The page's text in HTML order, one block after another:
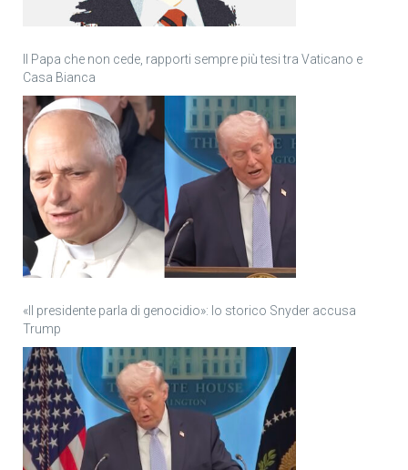
Il Papa che non cede, rapporti sempre più tesi tra Vaticano e
Casa Bianca
«Il presidente parla di genocidio»: lo storico Snyder accusa
Trump